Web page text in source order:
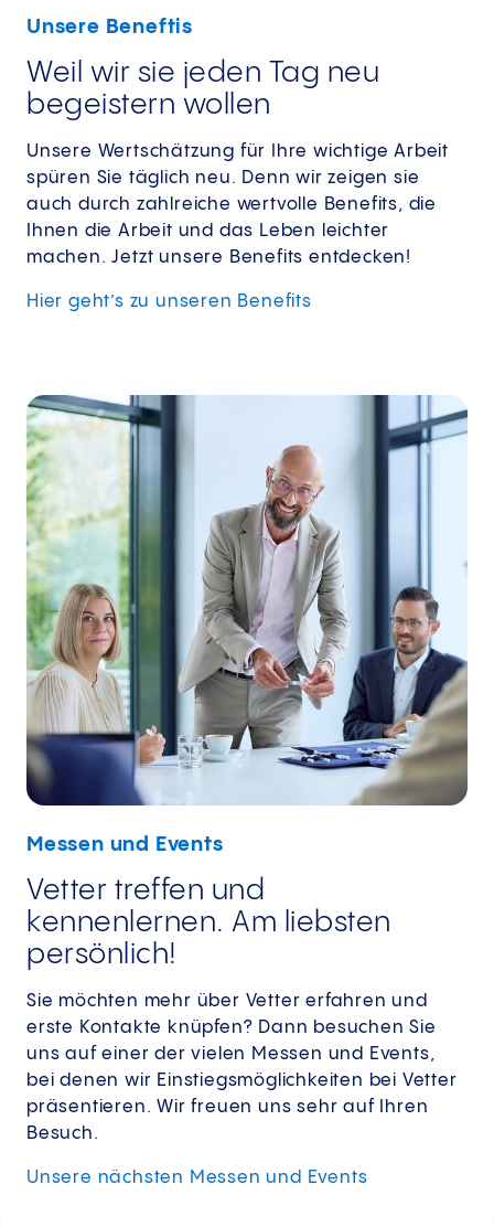
Unsere Beneftis
Weil wir sie jeden Tag neu
begeistern wollen
Unsere Wertschätzung für Ihre wichtige Arbeit
spüren Sie täglich neu. Denn wir zeigen sie
auch durch zahlreiche wertvolle Benefits, die
Ihnen die Arbeit und das Leben leichter
machen. Jetzt unsere Benefits entdecken!
Hier geht’s zu unseren Benefits
Messen und Events
Vetter treffen und
kennenlernen. Am liebsten
persönlich!
Sie möchten mehr über Vetter erfahren und
erste Kontakte knüpfen? Dann besuchen Sie
uns auf einer der vielen Messen und Events,
bei denen wir Einstiegsmöglichkeiten bei Vetter
präsentieren. Wir freuen uns sehr auf Ihren
Besuch.
Unsere nächsten Messen und Events